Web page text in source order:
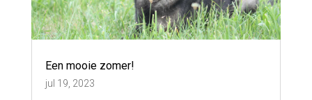
Een mooie zomer!
jul 19, 2023